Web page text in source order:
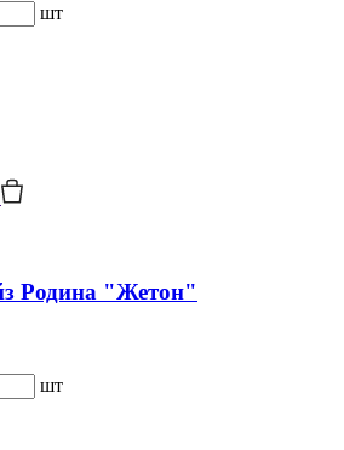
шт
Родина "Жетон"
шт